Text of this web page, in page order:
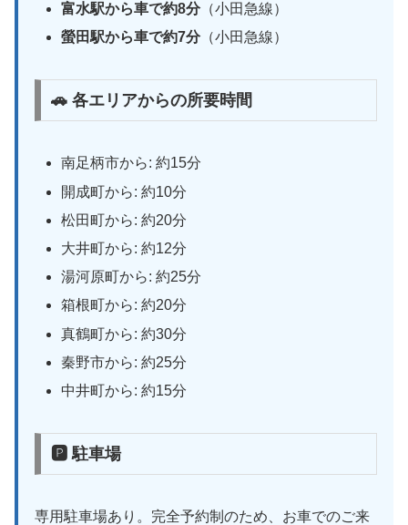
富水駅から車で約8分（小田急線）
螢田駅から車で約7分（小田急線）
🚗 各エリアからの所要時間
南足柄市から: 約15分
開成町から: 約10分
松田町から: 約20分
大井町から: 約12分
湯河原町から: 約25分
箱根町から: 約20分
真鶴町から: 約30分
秦野市から: 約25分
中井町から: 約15分
🅿 駐車場
専用駐車場あり。完全予約制のため、お車でのご来